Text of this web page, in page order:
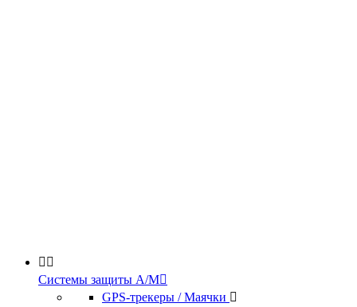
 
Системы защиты А/М
GPS-трекеры / Маячки 